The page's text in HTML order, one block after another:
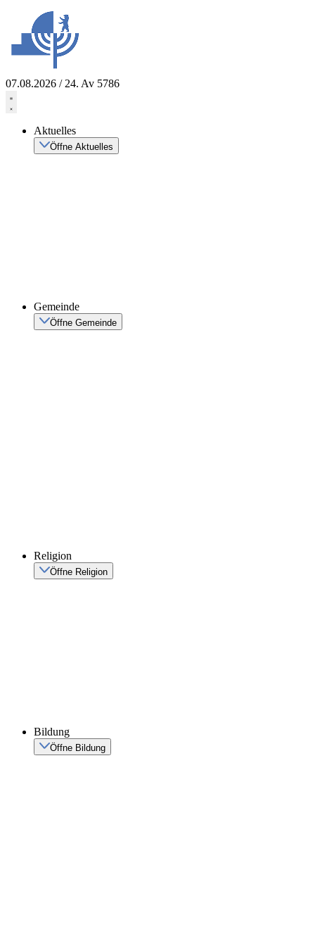
springen
07.08.2026 / 24. Av 5786
Aktuelles
Öffne Aktuelles
Gemeinde
Öffne Gemeinde
Religion
Öffne Religion
Bildung
Öffne Bildung